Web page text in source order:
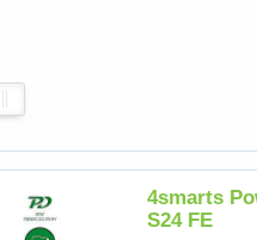
4smarts
S24 FE